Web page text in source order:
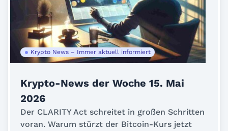
Krypto News – Immer aktuell informiert
Krypto-News der Woche 15. Mai
2026
Der CLARITY Act schreitet in großen Schritten
voran. Warum stürzt der Bitcoin-Kurs jetzt